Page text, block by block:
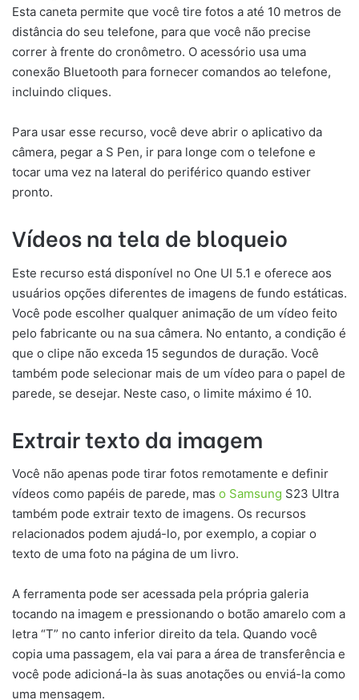
Esta caneta permite que você tire fotos a até 10 metros de
distância do seu telefone, para que você não precise
correr à frente do cronômetro. O acessório usa uma
conexão Bluetooth para fornecer comandos ao telefone,
incluindo cliques.
Para usar esse recurso, você deve abrir o aplicativo da
câmera, pegar a S Pen, ir para longe com o telefone e
tocar uma vez na lateral do periférico quando estiver
pronto.
Vídeos na tela de bloqueio
Este recurso está disponível no One UI 5.1 e oferece aos
usuários opções diferentes de imagens de fundo estáticas.
Você pode escolher qualquer animação de um vídeo feito
pelo fabricante ou na sua câmera. No entanto, a condição é
que o clipe não exceda 15 segundos de duração. Você
também pode selecionar mais de um vídeo para o papel de
parede, se desejar. Neste caso, o limite máximo é 10.
Extrair texto da imagem
Você não apenas pode tirar fotos remotamente e definir
vídeos como papéis de parede, mas o Samsung S23 Ultra
também pode extrair texto de imagens. Os recursos
relacionados podem ajudá-lo, por exemplo, a copiar o
texto de uma foto na página de um livro.
A ferramenta pode ser acessada pela própria galeria
tocando na imagem e pressionando o botão amarelo com a
letra “T” no canto inferior direito da tela. Quando você
copia uma passagem, ela vai para a área de transferência e
você pode adicioná-la às suas anotações ou enviá-la como
uma mensagem.